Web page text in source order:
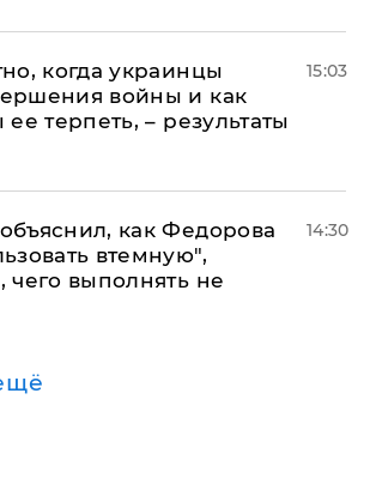
когда украинцы
войны и как
ее терпеть, – результаты
15:03
как Федорова
втемную",
чего выполнять не
14:30